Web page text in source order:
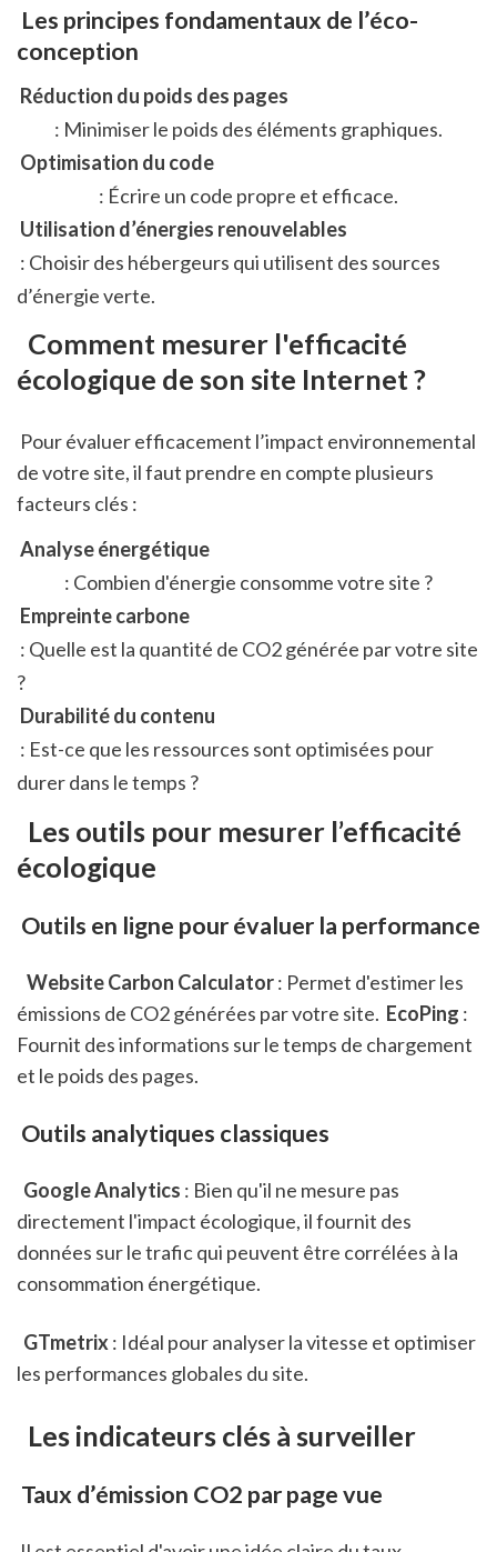
conception
Réduction du poids des pages
: Minimiser le poids des éléments graphiques.
Optimisation du code
: Écrire un code propre et efficace.
Utilisation d’énergies renouvelables
d’énergie verte.
Comment mesurer l'efficacité
écologique de son site Internet ?
de votre site, il faut prendre en compte plusieurs
facteurs clés :
Analyse énergétique
: Combien d'énergie consomme votre site ?
Empreinte carbone
?
Durabilité du contenu
durer dans le temps ?
Les outils pour mesurer l’efficacité
écologique
Outils en ligne pour évaluer la performance
Website Carbon Calculator : Permet d'estimer les
émissions de CO2 générées par votre site. EcoPing :
Fournit des informations sur le temps de chargement
et le poids des pages.
Outils analytiques classiques
Google Analytics : Bien qu'il ne mesure pas
directement l'impact écologique, il fournit des
données sur le trafic qui peuvent être corrélées à la
consommation énergétique.
GTmetrix : Idéal pour analyser la vitesse et optimiser
les performances globales du site.
Les indicateurs clés à surveiller
Taux d’émission CO2 par page vue